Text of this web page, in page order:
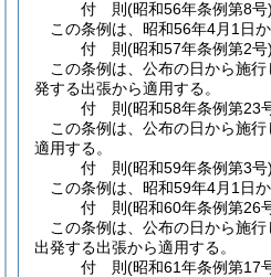
付 則(昭和56年条例第8号)
この条例は、昭和56年4月1日か
付 則(昭和57年条例第2号)
この条例は、公布の日から施
発する出張から適用する。
付 則(昭和58年条例第23
この条例は、公布の日から施
適用する。
付 則(昭和59年条例第3号)
この条例は、昭和59年4月1日か
付 則(昭和60年条例第26
この条例は、公布の日から施
出発する出張から適用する。
付 則(昭和61年条例第17